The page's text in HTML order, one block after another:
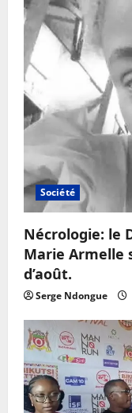
Société
Nécrologie: le
Marie Armelle
d’août.
Serge Ndongue